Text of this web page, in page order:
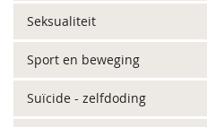
Seksualiteit
Sport en beweging
Suïcide - zelfdoding